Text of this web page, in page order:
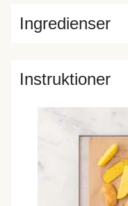
Ingredienser
Instruktioner